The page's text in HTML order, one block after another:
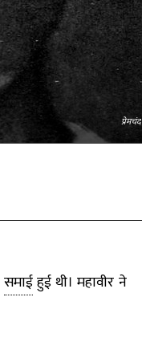
प्रेमचंद
समाईहुई थी। महावीर ने